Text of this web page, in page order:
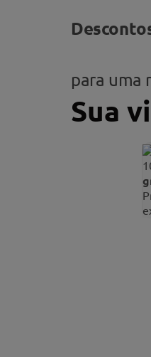
para uma
Sua